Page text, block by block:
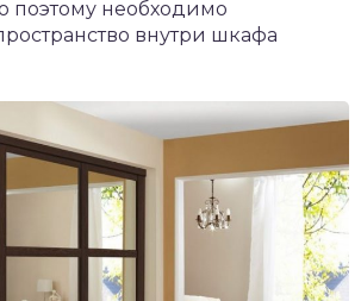
поэтому необходимо
внутри шкафа